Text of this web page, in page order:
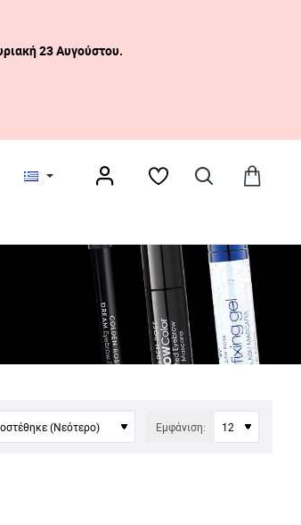
23 Αυγούστου.
Εμφάνιση: